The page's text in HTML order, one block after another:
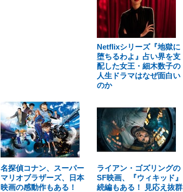
Netflixシリーズ『地獄に
堕ちるわよ』占い界を支
配した女王・細木数子の
人生ドラマはなぜ面白い
のか
名探偵コナン、スーパー
マリオブラザーズ、日本
映画の感動作もある！
ライアン・ゴズリングの
SF映画、『ウィキッド』
続編もある！ 見応え抜群